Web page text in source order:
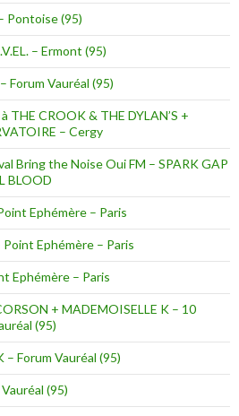
Pontoise (95)
– Ermont (95)
Forum Vauréal (95)
THE CROOK & THE DYLAN’S +
– Cergy
Bring the Noise Oui FM – SPARK GAP
BLOOD
Ephémère – Paris
Ephémère – Paris
Ephémère – Paris
+ MADEMOISELLE K – 10
(95)
– Forum Vauréal (95)
(95)